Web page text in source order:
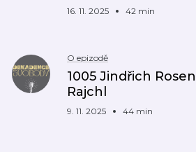
16. 11. 2025 42 min
O epizodě
1005 Jindřich
Rajchl
9. 11. 2025 44 min